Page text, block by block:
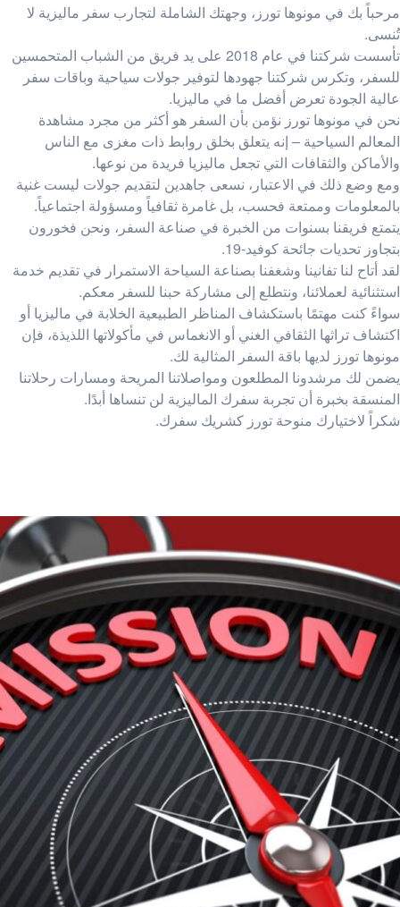
مرحباً بك في مونوها تورز، وجهتك الشاملة لتجارب سفر ماليزية لا
تُنسى.
تأسست شركتنا في عام 2018 على يد فريق من الشباب المتحمسين
للسفر، وتكرس شركتنا جهودها لتوفير جولات سياحية وباقات سفر
عالية الجودة تعرض أفضل ما في ماليزيا.
نحن في مونوها تورز نؤمن بأن السفر هو أكثر من مجرد مشاهدة
المعالم السياحية – إنه يتعلق بخلق روابط ذات مغزى مع الناس
والأماكن والثقافات التي تجعل ماليزيا فريدة من نوعها.
ومع وضع ذلك في الاعتبار، نسعى جاهدين لتقديم جولات ليست غنية
بالمعلومات وممتعة فحسب، بل غامرة ثقافياً ومسؤولة اجتماعياً.
يتمتع فريقنا بسنوات من الخبرة في صناعة السفر، ونحن فخورون
بتجاوز تحديات جائحة كوفيد-19.
لقد أتاح لنا تفانينا وشغفنا بصناعة السياحة الاستمرار في تقديم خدمة
استثنائية لعملائنا، ونتطلع إلى مشاركة حبنا للسفر معكم.
سواءً كنت مهتمًا باستكشاف المناظر الطبيعية الخلابة في ماليزيا أو
اكتشاف تراثها الثقافي الغني أو الانغماس في مأكولاتها اللذيذة، فإن
مونوها تورز لديها باقة السفر المثالية لك.
يضمن لك مرشدونا المطلعون ومواصلاتنا المريحة ومسارات رحلاتنا
المنسقة بخبرة أن تجربة سفرك الماليزية لن تنساها أبدًا.
شكراً لاختيارك منوحة تورز كشريك سفرك.